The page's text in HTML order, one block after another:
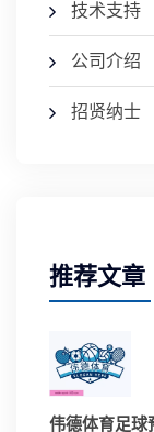
技术支持
公司介绍
招贤纳士
推荐文章
伟德体育足球